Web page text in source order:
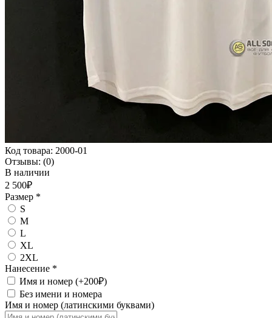
Код товара: 2000-01
Отзывы: (0)
В наличии
2 500₽
Размер *
S
M
L
XL
2XL
Нанесение *
Имя и номер (+200₽)
Без имени и номера
Имя и номер (латинскими буквами)